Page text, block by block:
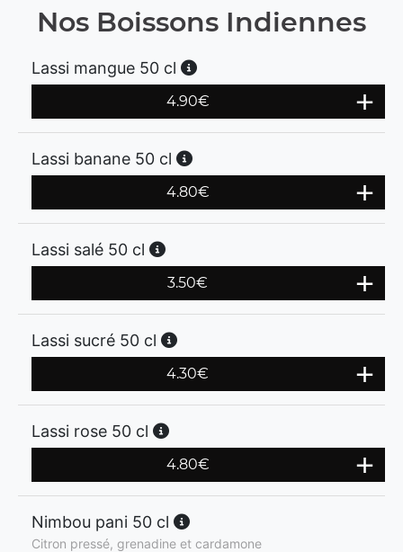
Nos Boissons Indiennes
Lassi mangue 50 cl
4.90€
Lassi banane 50 cl
4.80€
Lassi salé 50 cl
3.50€
Lassi sucré 50 cl
4.30€
Lassi rose 50 cl
4.80€
Nimbou pani 50 cl
Citron pressé, grenadine et cardamone